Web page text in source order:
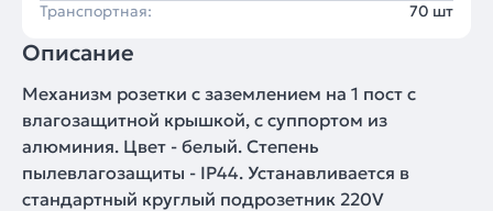
Транспортная:
70 шт
Описание
Механизм розетки с заземлением на 1 пост с
влагозащитной крышкой, с суппортом из
алюминия. Цвет - белый. Степень
пылевлагозащиты - IP44. Устанавливается в
стандартный круглый подрозетник 220V